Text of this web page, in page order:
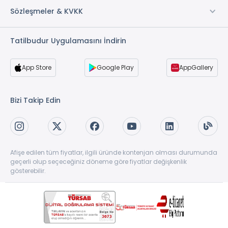
TV Odası
Sigara İçilmeyen Odalar
Concierge Hizmeti
* ile işaretli özellikler ücretlidir.
Sözleşmeler & KVKK
Tatilbudur Uygulamasını İndirin
App Store Google Play AppGallery
Bizi Takip Edin
Afişe edilen tüm fiyatlar, ilgili üründe kontenjan olması durumunda
geçerli olup seçeceğiniz döneme göre fiyatlar değişkenlik
gösterebilir.